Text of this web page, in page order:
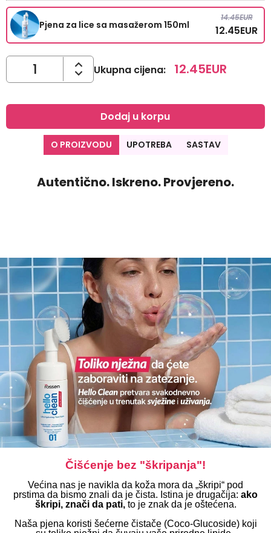
Pjena za lice sa masažerom 150ml
14.45EUR
12.45EUR
Ukupna cijena: 12.45EUR
Dodaj u korpu
O PROIZVODU UPOTREBA SASTAV
Autentično. Iskreno. Provjereno.
Čišćenje bez "škripanja"!
Većina nas je navikla da koža mora da „škripi“ pod
prstima da bismo znali da je čista. Istina je drugačija: ako
škripi, znači da pati, to je znak da je oštećena.
Naša pjena koristi šećerne čistače (Coco-Glucoside) koji